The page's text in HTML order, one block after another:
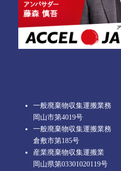
一般廃棄物収集運搬業務
岡山市第4019号
一般廃棄物収集運搬業務
倉敷市第185号
産業廃棄物収集運搬業
岡山県第03301020119号